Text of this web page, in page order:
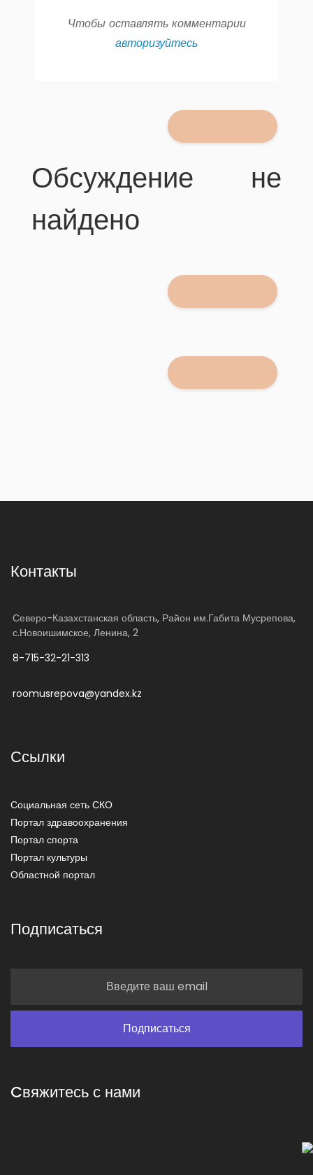
Чтобы оставлять комментарии
авторизуйтесь
Обсуждение не
найдено
Контакты
Северо-Казахстанская область, Район им.Габита Мусрепова,
с.Новоишимское, Ленина, 2
8-715-32-21-313
roomusrepova@yandex.kz
Ссылки
Социальная сеть СКО
Портал здравоохранения
Портал спорта
Портал культуры
Областной портал
Подписаться
Cвяжитесь с нами